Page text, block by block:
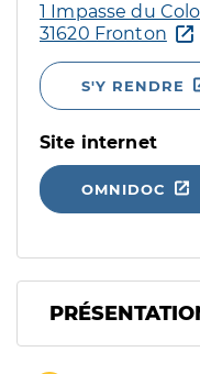
1 Impasse du
31620 Fronton
S'Y RENDRE
Site internet
OMNIDOC